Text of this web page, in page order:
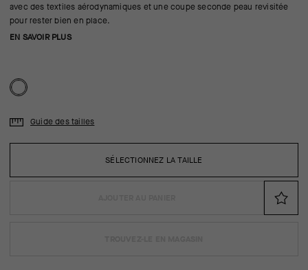
avec des textiles aérodynamiques et une coupe seconde peau revisitée
pour rester bien en place.
EN SAVOIR PLUS
SÉLECTIONNEZ LA TAILLE
Guide des tailles